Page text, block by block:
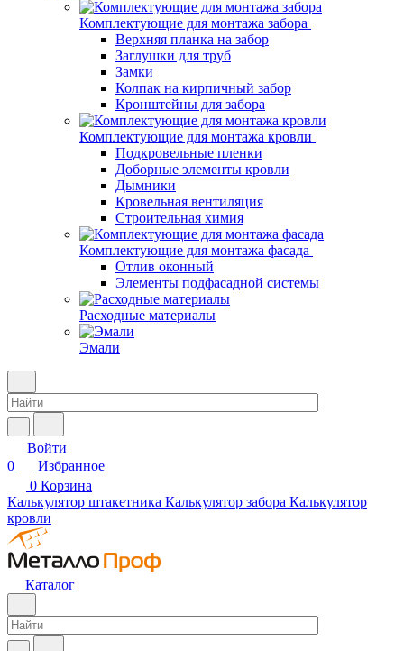
Комплектующие для монтажа забора
Верхняя планка на забор
Заглушки для труб
Замки
Колпак на кирпичный забор
Кронштейны для забора
Комплектующие для монтажа кровли
Подкровельные пленки
Доборные элементы кровли
Дымники
Кровельная вентиляция
Строительная химия
Комплектующие для монтажа фасада
Отлив оконный
Элементы подфасадной системы
Расходные материалы
Эмали
Войти
0
Избранное
0 Корзина
Калькулятор штакетника Калькулятор забора Калькулятор
кровли
Каталог